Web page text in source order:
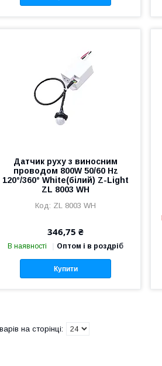
Датчик руху з виносним
проводом 800W 50/60 Hz
120°/360° White(білий) Z-Light
ZL 8003 WH
ZL 8003 WH
346,75 ₴
В наявності Оптом і в роздріб
Купити